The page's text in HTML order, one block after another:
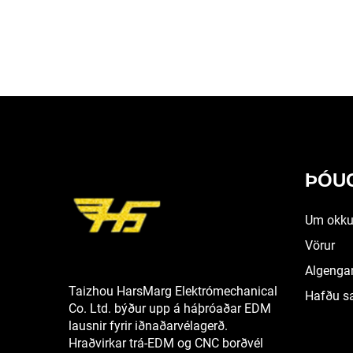
Taizhou HarsMarg Elektrómechanical
Co. Ltd. býður upp á háþróaðar EDM
lausnir fyrir iðnaðarvélagerð.
Hraðvirkar trá-EDM og CNC borðvél
Um
Vörur
Hafðu